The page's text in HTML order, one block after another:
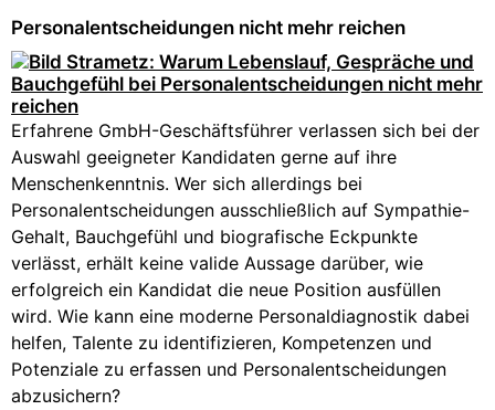
Personalentscheidungen nicht mehr reichen
Erfahrene GmbH-Geschäftsführer verlassen sich bei der
Auswahl geeigneter Kandidaten gerne auf ihre
Menschenkenntnis. Wer sich allerdings bei
Personalentscheidungen ausschließlich auf Sympathie-
Gehalt, Bauchgefühl und biografische Eckpunkte
verlässt, erhält keine valide Aussage darüber, wie
erfolgreich ein Kandidat die neue Position ausfüllen
wird. Wie kann eine moderne Personaldiagnostik dabei
helfen, Talente zu identifizieren, Kompetenzen und
Potenziale zu erfassen und Personalentscheidungen
abzusichern?